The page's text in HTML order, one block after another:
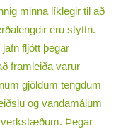
minna líklegir til að
eru styttri.
fljótt þegar
framleiða varur
gjöldum tengdum
og vandamálum
Þegar